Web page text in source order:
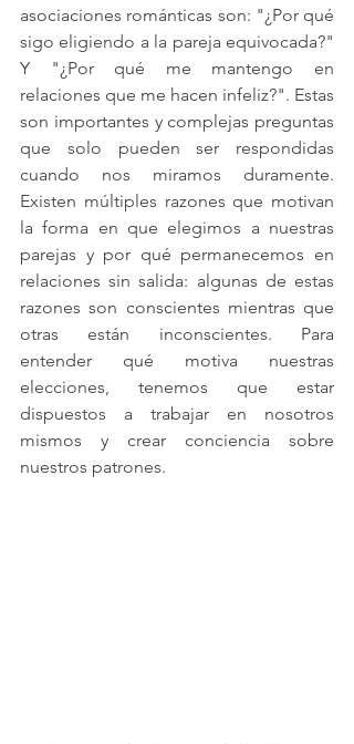
asociaciones románticas son: "¿Por qué
sigo eligiendo a la pareja equivocada?"
Y "¿Por qué me mantengo en
relaciones que me hacen infeliz?". Estas
son importantes y complejas preguntas
que solo pueden ser respondidas
cuando nos miramos duramente.
Existen múltiples razones que motivan
la forma en que elegimos a nuestras
parejas y por qué permanecemos en
relaciones sin salida: algunas de estas
razones son conscientes mientras que
otras están inconscientes. Para
entender qué motiva nuestras
elecciones, tenemos que estar
dispuestos a trabajar en nosotros
mismos y crear conciencia sobre
nuestros patrones.